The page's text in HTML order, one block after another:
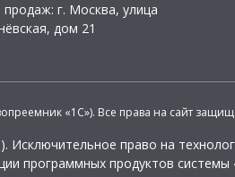
продаж: г. Москва, улица
дом 21
«1С»). Все права на сайт
). Исключительное право на
программных продуктов системы